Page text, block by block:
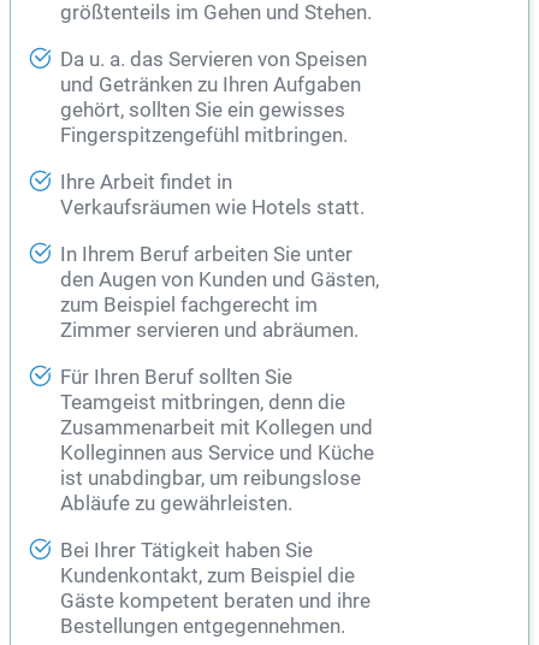
größtenteils im Gehen und Stehen.
Da u. a. das Servieren von Speisen
und Getränken zu Ihren Aufgaben
gehört, sollten Sie ein gewisses
Fingerspitzengefühl mitbringen.
Ihre Arbeit findet in
Verkaufsräumen wie Hotels statt.
In Ihrem Beruf arbeiten Sie unter
den Augen von Kunden und Gästen,
zum Beispiel fachgerecht im
Zimmer servieren und abräumen.
Für Ihren Beruf sollten Sie
Teamgeist mitbringen, denn die
Zusammenarbeit mit Kollegen und
Kolleginnen aus Service und Küche
ist unabdingbar, um reibungslose
Abläufe zu gewährleisten.
Bei Ihrer Tätigkeit haben Sie
Kundenkontakt, zum Beispiel die
Gäste kompetent beraten und ihre
Bestellungen entgegennehmen.